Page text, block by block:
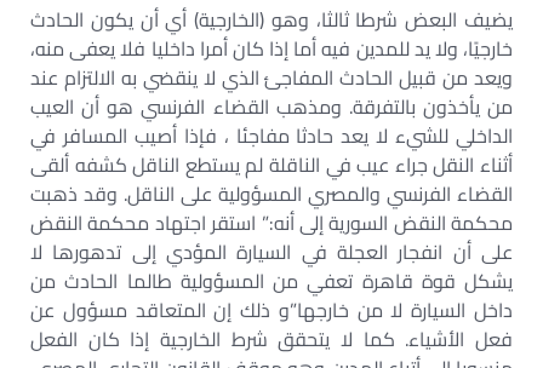
يضيف البعض شرطا ثالثا، وهو (الخارجية) أي أن يكون الحادث
خارجيًا، ولا يد للمدين فيه أما إذا كان أمرا داخليا فلا يعفى منه،
ويعد من قبيل الحادث المفاجئ الذي لا ينقضي به الالتزام عند
من يأخذون بالتفرقة. ومذهب القضاء الفرنسي هو أن العيب
الداخلي للشيء لا يعد حادثا مفاجئا ، فإذا أصيب المسافر في
أثناء النقل جراء عيب في الناقلة لم يستطع الناقل كشفه ألقى
القضاء الفرنسي والمصري المسؤولية على الناقل. وقد ذهبت
محكمة النقض السورية إلى أنه:” استقر اجتهاد محكمة النقض
على أن انفجار العجلة في السيارة المؤدي إلى تدهورها لا
يشكل قوة قاهرة تعفي من المسؤولية طالما الحادث من
داخل السيارة لا من خارجها”و ذلك إن المتعاقد مسؤول عن
فعل الأشياء. كما لا يتحقق شرط الخارجية إذا كان الفعل